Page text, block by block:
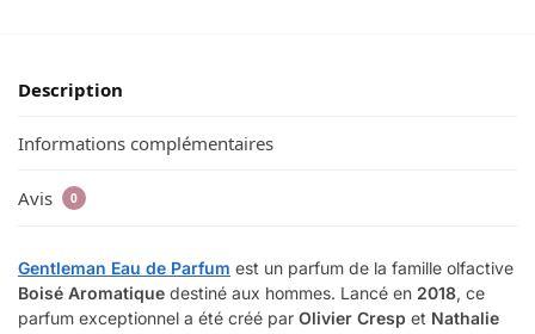
Description
Informations complémentaires
Avis 0
Gentleman Eau de Parfum est un parfum de la famille olfactive
Boisé Aromatique destiné aux hommes. Lancé en 2018, ce
parfum exceptionnel a été créé par Olivier Cresp et Nathalie